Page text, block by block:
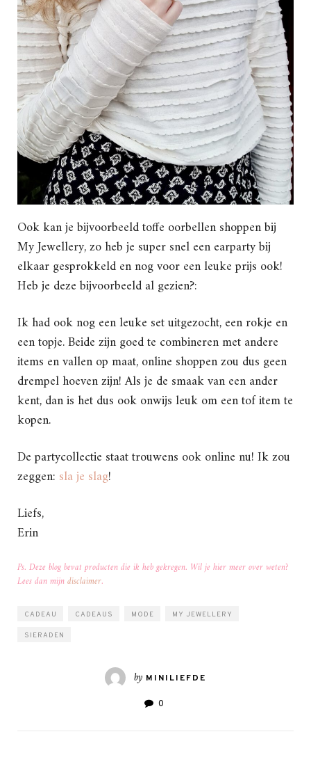
Ook kan je bijvoorbeeld toffe oorbellen shoppen bij
My Jewellery, zo heb je super snel een earparty bij
elkaar gesprokkeld en nog voor een leuke prijs ook!
Heb je deze bijvoorbeeld al gezien?:
Ik had ook nog een leuke set uitgezocht, een rokje en
een topje. Beide zijn goed te combineren met andere
items en vallen op maat, online shoppen zou dus geen
drempel hoeven zijn! Als je de smaak van een ander
kent, dan is het dus ook onwijs leuk om een tof item te
kopen.
De partycollectie staat trouwens ook online nu! Ik zou
zeggen: sla je slag!
Liefs,
Erin
Ps. Deze blog bevat producten die ik heb gekregen. Wil je hier meer over weten?
Lees dan mijndisclaimer.
CADEAU CADEAUS MODE MY JEWELLERY
SIERADEN
by MINILIEFDE
0